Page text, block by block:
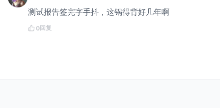
测试报告签完字手抖，这锅得背好几年啊
0 回复